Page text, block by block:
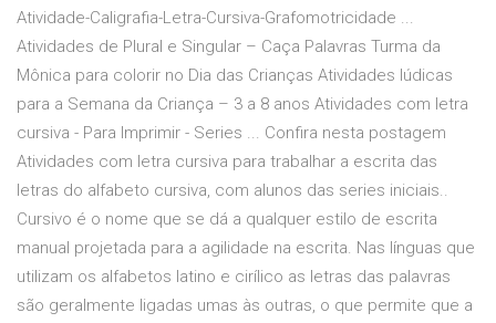
Atividade-Caligrafia-Letra-Cursiva-Grafomotricidade ...
Atividades de Plural e Singular – Caça Palavras Turma da
Mônica para colorir no Dia das Crianças Atividades lúdicas
para a Semana da Criança – 3 a 8 anos Atividades com letra
cursiva - Para Imprimir - Series ... Confira nesta postagem
Atividades com letra cursiva para trabalhar a escrita das
letras do alfabeto cursiva, com alunos das series iniciais..
Cursivo é o nome que se dá a qualquer estilo de escrita
manual projetada para a agilidade na escrita. Nas línguas que
utilizam os alfabetos latino e cirílico as letras das palavras
são geralmente ligadas umas às outras, o que permite que a